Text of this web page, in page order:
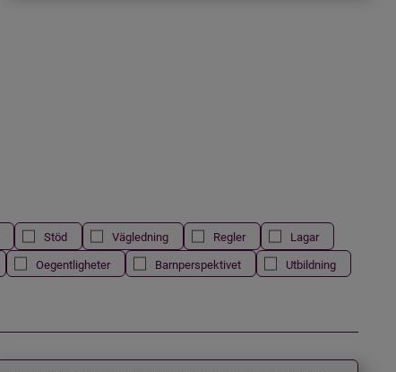
Stöd Vägledning Regler
Lagar
Oegentligheter Barnperspektivet
Utbildning